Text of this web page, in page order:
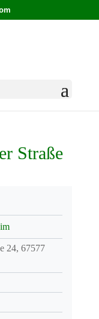
Straße
24, 67577